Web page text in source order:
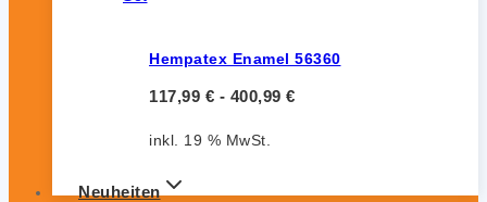
Hempatex Enamel 56360
117,99 € - 400,99 €
inkl. 19 % MwSt.
Neuheiten